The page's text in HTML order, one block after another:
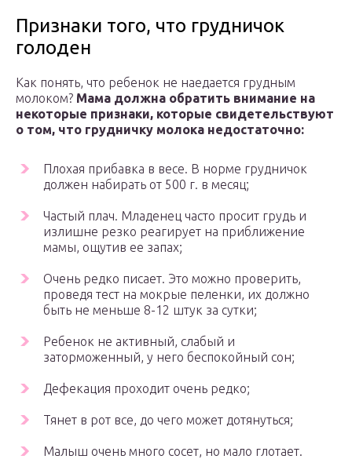
Признаки того, что грудничок
голоден
Как понять, что ребенок не наедается грудным
молоком? Мама должна обратить внимание на
некоторые признаки, которые свидетельствуют
о том, что грудничку молока недостаточно:
Плохая прибавка в весе. В норме грудничок
должен набирать от 500 г. в месяц;
Частый плач. Младенец часто просит грудь и
излишне резко реагирует на приближение
мамы, ощутив ее запах;
Очень редко писает. Это можно проверить,
проведя тест на мокрые пеленки, их должно
быть не меньше 8-12 штук за сутки;
Ребенок не активный, слабый и
заторможенный, у него беспокойный сон;
Дефекация проходит очень редко;
Тянет в рот все, до чего может дотянуться;
Малыш очень много сосет, но мало глотает.